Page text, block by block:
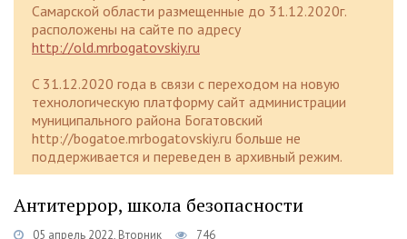
Самарской области размещенные до 31.12.2020г.
расположены на сайте по адресу
http://old.mrbogatovskiy.ru
C 31.12.2020 года в связи с переходом на новую
технологическую платформу сайт администрации
муниципального района Богатовский
http://bogatoe.mrbogatovskiy.ru больше не
поддерживается и переведен в архивный режим.
Антитеррор, школа безопасности
05 апрель 2022, Вторник 746